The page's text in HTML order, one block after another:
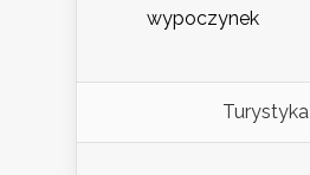
wypoczynek
Turystyka